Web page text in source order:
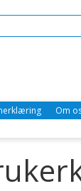
Om